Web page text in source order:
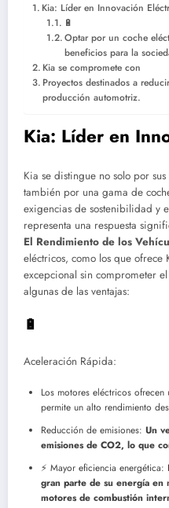
Kia: Líder en Innovación
🔋
Optar por un coche
beneficios para la
Kia se compromete con
Proyectos destinados a
producción automotriz.
Kia: Líder en
Kia se distingue no solo por
también por una gama de
exigencias de sostenibilidad y
representa una respuesta
El Rendimiento de los
eléctricos, como los que
excepcional sin comprometer
algunas de las ventajas:
🔋
Aceleración Rápida:
Los motores eléctricos
permite un alto rendimiento
Reducción de emisiones: Un
emisiones de CO2, lo que
⚡ Mayor eficiencia energética:
gran parte de su energía en
motores de combustión